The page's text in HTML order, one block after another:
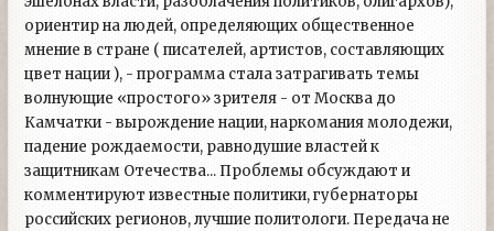
ориентир на людей, определяющих общественное
мнение в стране ( писателей, артистов, составляющих
цвет нации ), - программа стала затрагивать темы
волнующие «простого» зрителя - от Москва до
Камчатки - вырождение нации, наркомания молодежи,
падение рождаемости, равнодушие властей к
защитникам Отечества... Проблемы обсуждают и
комментируют известные политики, губернаторы
российских регионов, лучшие политологи. Передача не